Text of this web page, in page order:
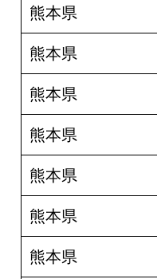
熊本県
熊本県
熊本県
熊本県
熊本県
熊本県
熊本県